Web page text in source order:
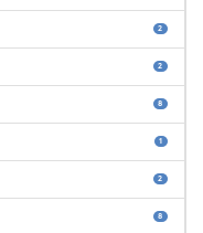
2
2
8
1
2
8